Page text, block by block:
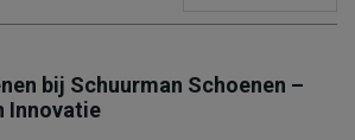
bij Schuurman Schoenen –
Innovatie